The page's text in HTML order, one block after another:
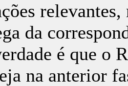
da
é que o
na anterior